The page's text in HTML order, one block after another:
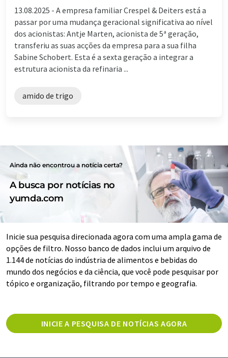
13.08.2025 - A empresa familiar Crespel & Deiters está a
passar por uma mudança geracional significativa ao nível
dos acionistas: Antje Marten, acionista de 5ª geração,
transferiu as suas acções da empresa para a sua filha
Sabine Schobert. Esta é a sexta geração a integrar a
estrutura acionista da refinaria ...
amido de trigo
Ainda não encontrou a notícia certa?
A busca por notícias no
yumda.com
Inicie sua pesquisa direcionada agora com uma ampla gama de
opções de filtro. Nosso banco de dados inclui um arquivo de
1.144 de notícias do indústria de alimentos e bebidas do
mundo dos negócios e da ciência, que você pode pesquisar por
tópico e organização, filtrando por tempo e geografia.
INICIE A PESQUISA DE NOTÍCIAS AGORA